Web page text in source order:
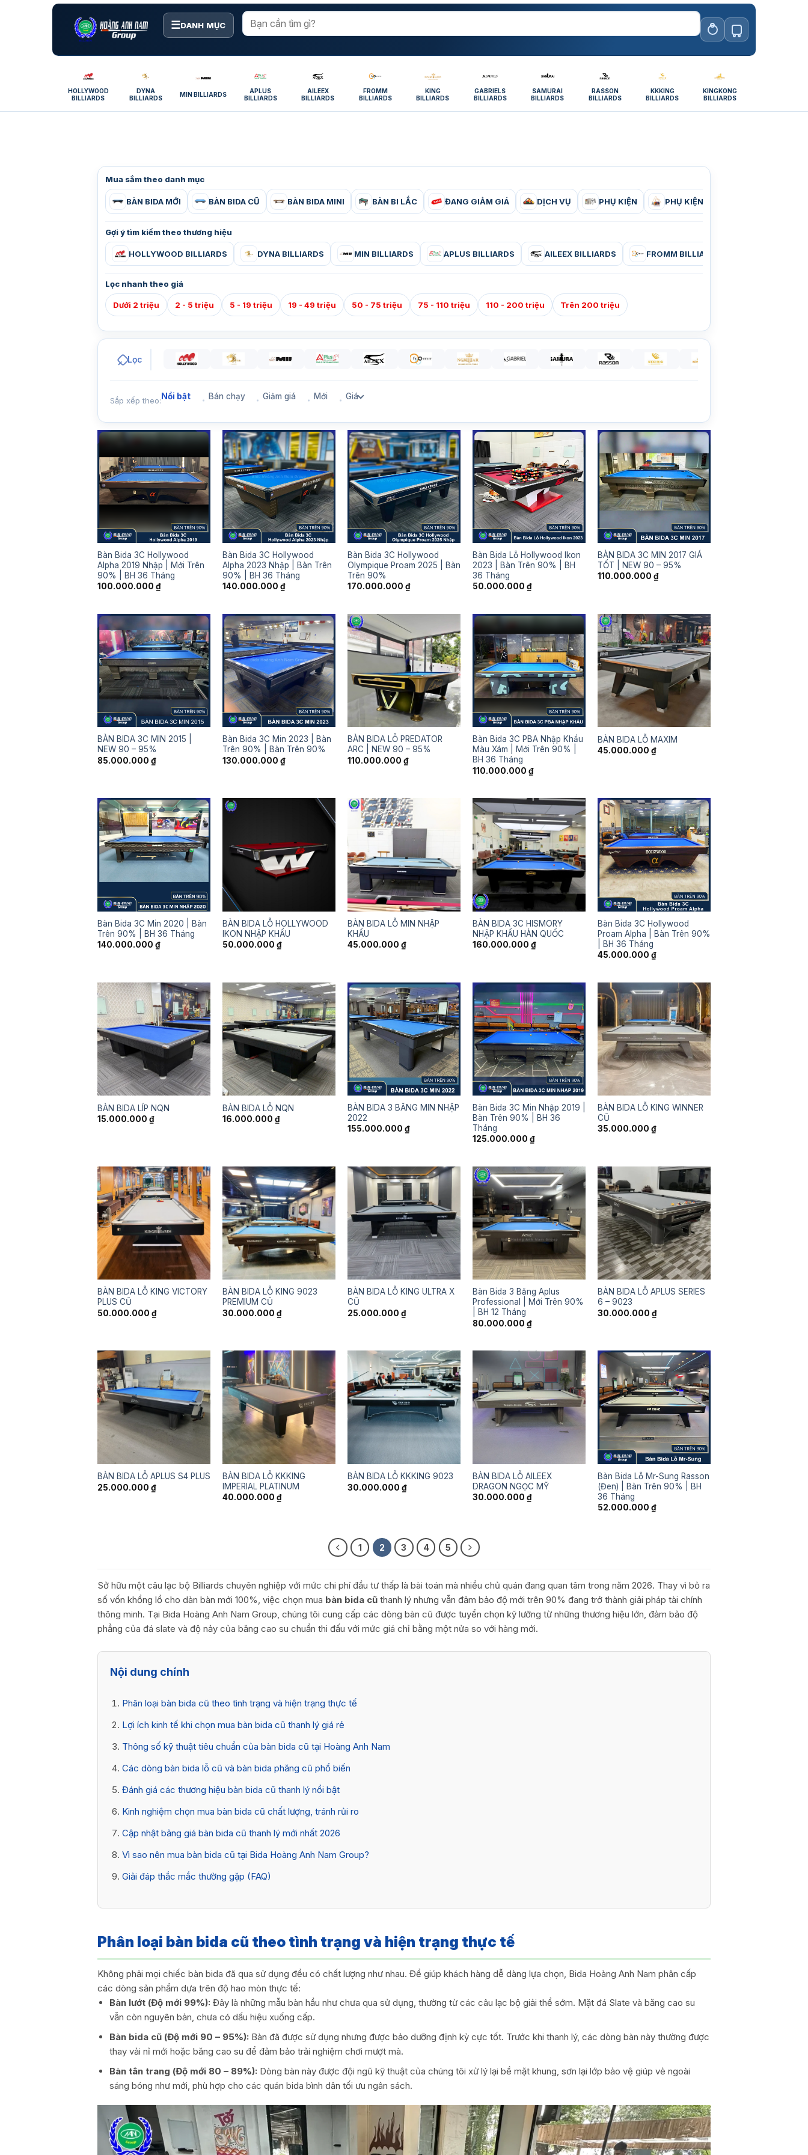
☰DANH MỤC
HOLLYWOOD
BILLIARDS
DYNA
BILLIARDS
MIN BILLIARDS
APLUS
BILLIARDS
AILEEX
BILLIARDS
FROMM
BILLIARDS
KING
BILLIARDS
GABRIELS
BILLIARDS
SAMURAI
BILLIARDS
RASSON
BILLIARDS
KKKING
BILLIARDS
KINGKONG
BILLIARDS
Mua sắm theo danh mục
BÀN BIDA MỚI BÀN BIDA CŨ BÀN BIDA MINI BÀN BI LẮC ĐANG GIẢM GIÁ DỊCH VỤ PHỤ KIỆN PHỤ KIỆN CÂU LẠC BỘ BIDA
Gợi ý tìm kiếm theo thương hiệu
HOLLYWOOD BILLIARDS DYNA BILLIARDS MIN BILLIARDS APLUS BILLIARDS AILEEX BILLIARDS FROMM BILLIARDS
Lọc nhanh theo giá
Dưới 2 triệu 2 - 5 triệu 5 - 19 triệu 19 - 49 triệu 50 - 75 triệu 75 - 110 triệu 110 - 200 triệu Trên 200 triệu
Lọc
Sắp xếp theo: Nổi bật Bán chạy Giảm giá Mới Giá
Bàn Bida 3C Hollywood
Alpha 2019 Nhập | Mới Trên
90% | BH 36 Tháng
100.000.000 ₫
Bàn Bida 3C Hollywood
Alpha 2023 Nhập | Bàn Trên
90% | BH 36 Tháng
140.000.000 ₫
Bàn Bida 3C Hollywood
Olympique Proam 2025 | Bàn
Trên 90%
170.000.000 ₫
Bàn Bida Lỗ Hollywood Ikon
2023 | Bàn Trên 90% | BH
36 Tháng
50.000.000 ₫
BÀN BIDA 3C MIN 2017 GIÁ
TỐT | NEW 90 – 95%
110.000.000 ₫
BÀN BIDA 3C MIN 2015 |
NEW 90 – 95%
85.000.000 ₫
Bàn Bida 3C Min 2023 | Bàn
Trên 90% | Bàn Trên 90%
130.000.000 ₫
BÀN BIDA LỖ PREDATOR
ARC | NEW 90 – 95%
110.000.000 ₫
Bàn Bida 3C PBA Nhập Khẩu
Màu Xám | Mới Trên 90% |
BH 36 Tháng
110.000.000 ₫
BÀN BIDA LỖ MAXIM
45.000.000 ₫
Bàn Bida 3C Min 2020 | Bàn
Trên 90% | BH 36 Tháng
140.000.000 ₫
BÀN BIDA LỖ HOLLYWOOD
IKON NHẬP KHẨU
50.000.000 ₫
BÀN BIDA LỖ MIN NHẬP
KHẨU
45.000.000 ₫
BÀN BIDA 3C HISMORY
NHẬP KHẨU HÀN QUỐC
160.000.000 ₫
Bàn Bida 3C Hollywood
Proam Alpha | Bàn Trên 90%
| BH 36 Tháng
45.000.000 ₫
BÀN BIDA LÍP NQN
15.000.000 ₫
BÀN BIDA LỖ NQN
16.000.000 ₫
BÀN BIDA 3 BĂNG MIN NHẬP
2022
155.000.000 ₫
Bàn Bida 3C Min Nhập 2019 |
Bàn Trên 90% | BH 36
Tháng
125.000.000 ₫
BÀN BIDA LỖ KING WINNER
CŨ
35.000.000 ₫
BÀN BIDA LỖ KING VICTORY
PLUS CŨ
50.000.000 ₫
BÀN BIDA LỖ KING 9023
PREMIUM CŨ
30.000.000 ₫
BÀN BIDA LỖ KING ULTRA X
CŨ
25.000.000 ₫
Bàn Bida 3 Băng Aplus
Professional | Mới Trên 90%
| BH 12 Tháng
80.000.000 ₫
BÀN BIDA LỖ APLUS SERIES
6 – 9023
30.000.000 ₫
BÀN BIDA LỖ APLUS S4 PLUS
25.000.000 ₫
BÀN BIDA LỖ KKKING
IMPERIAL PLATINUM
40.000.000 ₫
BÀN BIDA LỖ KKKING 9023
30.000.000 ₫
BÀN BIDA LỖ AILEEX
DRAGON NGỌC MỸ
30.000.000 ₫
Bàn Bida Lỗ Mr-Sung Rasson
(Đen) | Bàn Trên 90% | BH
36 Tháng
52.000.000 ₫
1 2 3 4 5
Sở hữu một câu lạc bộ Billiards chuyên nghiệp với mức chi phí đầu tư thấp là bài toán mà nhiều chủ quán đang quan tâm trong năm 2026. Thay vì bỏ ra
số vốn khổng lồ cho dàn bàn mới 100%, việc chọn mua bàn bida cũ thanh lý nhưng vẫn đảm bảo độ mới trên 90% đang trở thành giải pháp tài chính
thông minh. Tại Bida Hoàng Anh Nam Group, chúng tôi cung cấp các dòng bàn cũ được tuyển chọn kỹ lưỡng từ những thương hiệu lớn, đảm bảo độ
phẳng của đá slate và độ nảy của băng cao su chuẩn thi đấu với mức giá chỉ bằng một nửa so với hàng mới.
Nội dung chính
Phân loại bàn bida cũ theo tình trạng và hiện trạng thực tế
Lợi ích kinh tế khi chọn mua bàn bida cũ thanh lý giá rẻ
Thông số kỹ thuật tiêu chuẩn của bàn bida cũ tại Hoàng Anh Nam
Các dòng bàn bida lỗ cũ và bàn bida phăng cũ phổ biến
Đánh giá các thương hiệu bàn bida cũ thanh lý nổi bật
Kinh nghiệm chọn mua bàn bida cũ chất lượng, tránh rủi ro
Cập nhật bảng giá bàn bida cũ thanh lý mới nhất 2026
Vì sao nên mua bàn bida cũ tại Bida Hoàng Anh Nam Group?
Giải đáp thắc mắc thường gặp (FAQ)
Phân loại bàn bida cũ theo tình trạng và hiện trạng thực tế
Không phải mọi chiếc bàn bida đã qua sử dụng đều có chất lượng như nhau. Để giúp khách hàng dễ dàng lựa chọn, Bida Hoàng Anh Nam phân cấp
các dòng sản phẩm dựa trên độ hao mòn thực tế:
Bàn lướt (Độ mới 99%): Đây là những mẫu bàn hầu như chưa qua sử dụng, thường từ các câu lạc bộ giải thể sớm. Mặt đá Slate và băng cao su
vẫn còn nguyên bản, chưa có dấu hiệu xuống cấp.
Bàn bida cũ (Độ mới 90 – 95%): Bàn đã được sử dụng nhưng được bảo dưỡng định kỳ cực tốt. Trước khi thanh lý, các dòng bàn này thường được
thay vải nỉ mới hoặc băng cao su để đảm bảo trải nghiệm chơi mượt mà.
Bàn tân trang (Độ mới 80 – 89%): Dòng bàn này được đội ngũ kỹ thuật của chúng tôi xử lý lại bề mặt khung, sơn lại lớp bảo vệ giúp vẻ ngoài
sáng bóng như mới, phù hợp cho các quán bida bình dân tối ưu ngân sách.